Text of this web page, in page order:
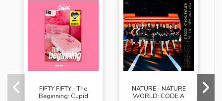
FIFTY FIFTY - The
Beginning: Cupid
NATURE - NATURE
WORLD: CODE A